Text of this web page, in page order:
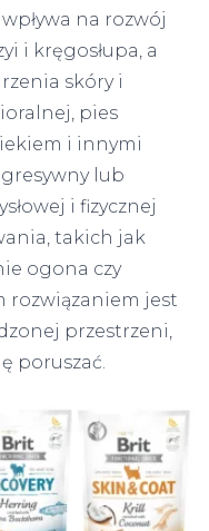
na rozwój
i kręgosłupa, a
skóry i
pies
i innymi
lub
i fizycznej
takich jak
ogona czy
rozwiązaniem jest
przestrzeni,
poruszać.